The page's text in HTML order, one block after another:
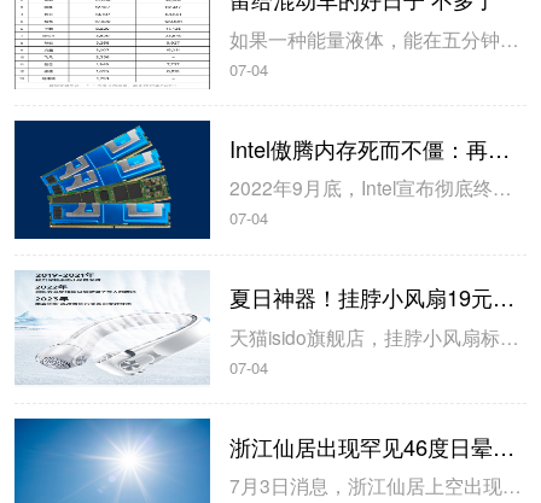
如果一种能量液体，能在五分钟内充满汽车并且续航达到600多公里，是不是新能源电动车就毫无优势了？”这是知乎上一个浏览量超500万的问题，而底下超4000赞的回答则写到：你说的这种液体，现在已经八块钱一升了。”如这位题主所愿，当下的汽车行情，电池确实没干得过油箱。7月1日，造车...
07-04
Intel傲腾内存死而不僵：再活3个月
2022年9月底，Intel宣布彻底终结Optane傲腾业务，包括SSD固态硬盘、PMem持久内存两大产品线，但是现在，傲腾内存还要再挣扎一下。Intel原计划在今年9月30日之后停止出货傲腾持久内存100系列，但是现在，Intel将截止期限延长到了12月29日，多供货3个月。同时，Intel建议客...
07-04
夏日神器！挂脖小风扇19元狂促（90元大额券）
天猫isido旗舰店，挂脖小风扇标价109元，今日可以领取90元优惠券，到手价为19元。大容量电池，续航持久，Type-C接口，充电无忧、携带方便，涡轮叶片。前后独立风道，三挡风力，感受健康柔和风。产品名称：旋翼挂脖风扇接口类型：Type-C产品功率：约5W使用时间：6.5小时-24小时电池容量：2...
07-04
浙江仙居出现罕见46度日晕奇观 网友：太阳像戴了美瞳
7月3日消息，浙江仙居上空出现了少见的46度日晕奇观，日晕晕环半径非常大，边缘呈现出艳丽的彩虹色，整个过程持续了一个小时左右。对此，有网友表示：太阳像戴了美瞳”。据悉，日晕又叫圆虹，一种大气光学现象，是日光通过卷层云时，受到冰晶的折射或反射而形成的。当光线射入卷层云中的冰晶后，经过两次折...